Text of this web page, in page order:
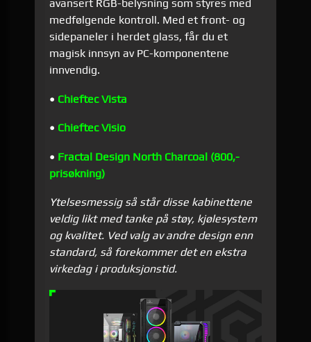
avansert RGB-belysning som styres med
medfølgende kontroll. Med et front- og
sidepaneler i herdet glass, får du et
magisk innsyn av PC-komponentene
innvendig.
• Chieftec Vista
• Chieftec Visio
• Fractal Design North Charcoal (800,-
prisøkning)
Ytelsesmessig så står disse kabinettene
veldig likt med tanke på støy, kjølesystem
og kvalitet. Ved valg av andre design enn
standard, så forekommer det en ekstra
virkedag i produksjonstid.